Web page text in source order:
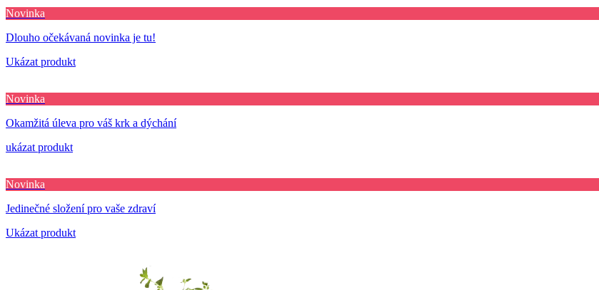
Novinka
Dlouho očekávaná novinka je tu!
Ukázat produkt
Novinka
Okamžitá úleva pro váš krk a dýchání
ukázat produkt
Novinka
Jedinečné složení pro vaše zdraví
Ukázat produkt